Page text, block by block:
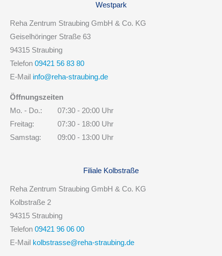
Westpark
Reha Zentrum Straubing GmbH & Co. KG
Geiselhöringer Straße 63
94315 Straubing
Telefon 09421 56 83 80
E-Mail info@reha-straubing.de
Öffnungszeiten
Mo. - Do.:
07:30 - 20:00 Uhr
Freitag:
07:30 - 18:00 Uhr
Samstag:
09:00 - 13:00 Uhr
Filiale Kolbstraße
Reha Zentrum Straubing GmbH & Co. KG
Kolbstraße 2
94315 Straubing
Telefon 09421 96 06 00
E-Mail kolbstrasse@reha-straubing.de